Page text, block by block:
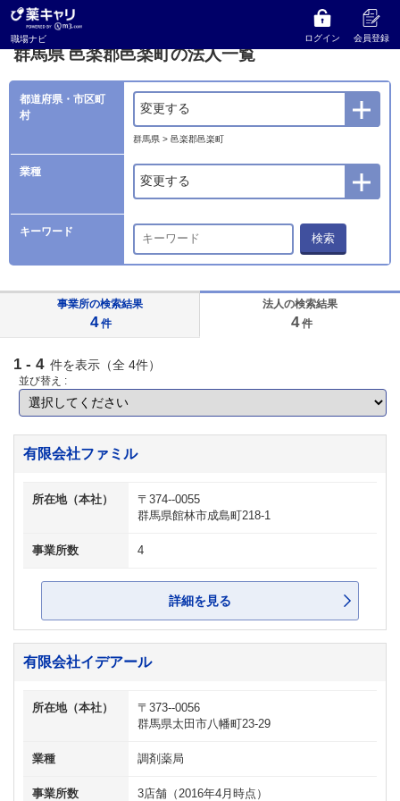
職場ナビ ログイン 会員登録
薬キャリ 職場ナビ 邑楽郡邑楽町の法人一覧
群馬県 邑楽郡邑楽町の法人一覧
都道府県・市区町
村
変更する
群馬県 > 邑楽郡邑楽町
業種
変更する
キーワード 検索
事業所の検索結果
4 件
法人の検索結果
4 件
1 - 4 件を表示（全 4件）
並び替え :
有限会社ファミル
所在地（本社）
〒374--0055
群馬県館林市成島町218-1
事業所数 4
詳細を見る
有限会社イデアール
所在地（本社）
〒373--0056
群馬県太田市八幡町23-29
業種 調剤薬局
事業所数 3店舗（2016年4月時点）